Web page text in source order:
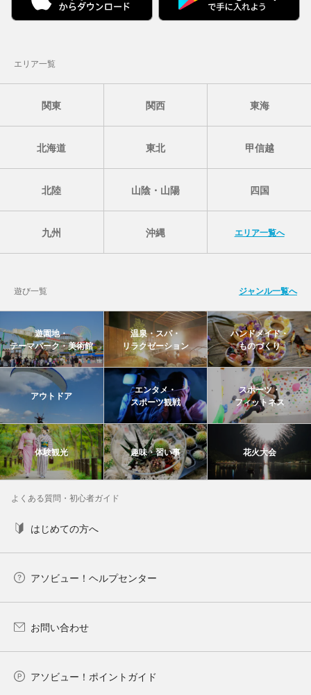
エリア一覧
関東 関西 東海
北海道 東北 甲信越
北陸 山陰・山陽 四国
九州 沖縄 エリア一覧へ
遊び一覧 ジャンル一覧へ
遊園地・
テーマパーク・美術館
温泉・スパ・
リラクゼーション
ハンドメイド・
ものづくり
アウトドア
エンタメ・
スポーツ観戦
スポーツ・
フィットネス
体験観光 趣味・習い事 花火大会
よくある質問・初心者ガイド
はじめての方へ
アソビュー！ヘルプセンター
お問い合わせ
アソビュー！ポイントガイド